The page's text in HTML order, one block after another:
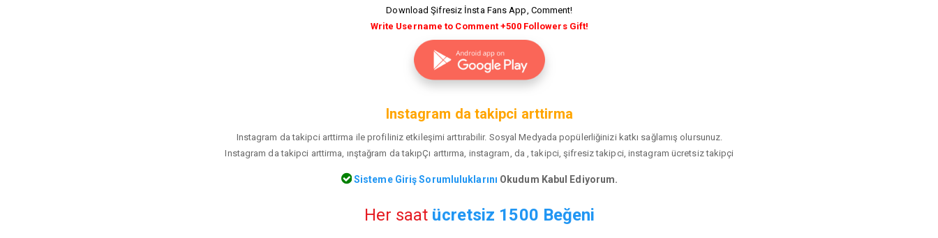
Download Şifresiz İnsta Fans App, Comment!
Write Username to Comment +500 Followers Gift!
Instagram da takipci arttirma
Instagram da takipci arttirma ile profiliniz etkileşimi arttırabilir. Sosyal Medyada popülerliğinizi katkı sağlamış olursunuz.
Instagram da takipci arttirma, ınştağram da takıpÇı arttırma, instagram, da , takipci, şifresiz takipci, instagram ücretsiz takipçi
Sisteme Giriş Sorumluluklarını Okudum Kabul Ediyorum.
Her saat ücretsiz 1500 Beğeni